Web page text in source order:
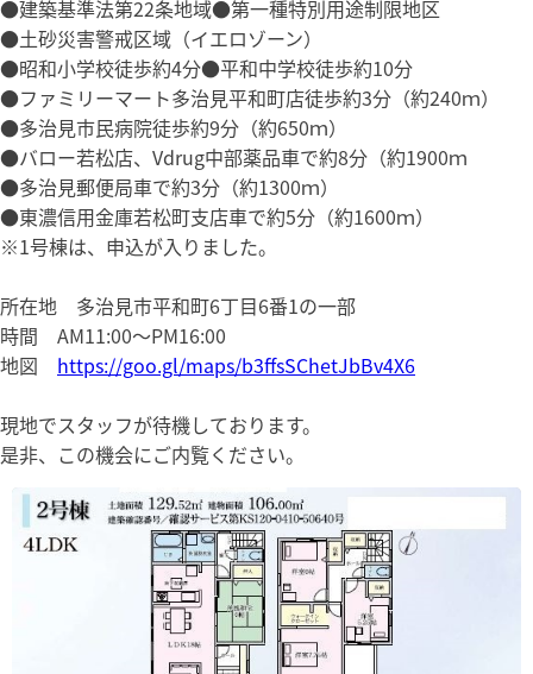
●建築基準法第22条地域●第一種特別用途制限地区
●土砂災害警戒区域（イエロゾーン）
●昭和小学校徒歩約4分●平和中学校徒歩約10分
●ファミリーマート多治見平和町店徒歩約3分（約240ｍ）
●多治見市民病院徒歩約9分（約650ｍ）
●バロー若松店、Vdrug中部薬品車で約8分（約1900ｍ
●多治見郵便局車で約3分（約1300ｍ）
●東濃信用金庫若松町支店車で約5分（約1600ｍ）
※1号棟は、申込が入りました。
所在地 多治見市平和町6丁目6番1の一部
時間 AM11:00～PM16:00
地図 https://goo.gl/maps/b3ffsSChetJbBv4X6
現地でスタッフが待機しております。
是非、この機会にご内覧ください。